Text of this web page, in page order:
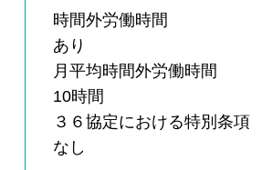
時間外労働時間
あり
月平均時間外労働時間
10時間
３６協定における特別条項
なし